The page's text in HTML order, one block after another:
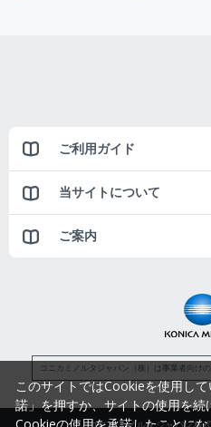
ご利用ガイド
当サイトについて
ご案内
コニカミノルタジャパン（株）は事業者向け
コニカミノルタジャパン株
このサイトではCookieを使用し
諾」を押すか、サイトの使用を続